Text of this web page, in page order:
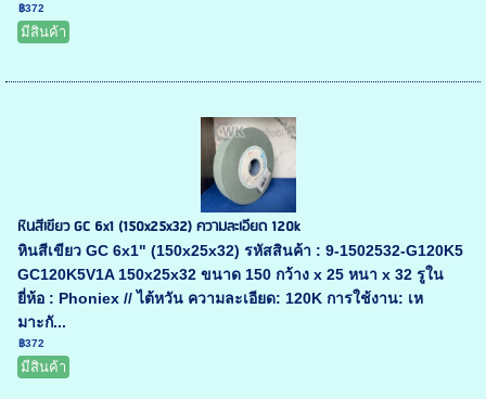
฿372
มีสินค้า
หินสีเขียว GC 6x1 (150x25x32) ความละเอียด 120k
หินสีเขียว GC 6x1" (150x25x32) รหัสสินค้า : 9-1502532-G120K5
GC120K5V1A 150x25x32 ขนาด 150 กว้าง x 25 หนา x 32 รูใน
ยี่ห้อ : Phoniex // ไต้หวัน ความละเอียด: 120K การใช้งาน: เห
มาะกั...
฿372
มีสินค้า